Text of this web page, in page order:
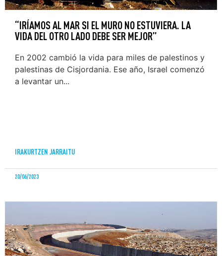
“IRÍAMOS AL MAR SI EL MURO NO ESTUVIERA. LA
VIDA DEL OTRO LADO DEBE SER MEJOR”
En 2002 cambió la vida para miles de palestinos y
palestinas de Cisjordania. Ese año, Israel comenzó
a levantar un...
IRAKURTZEN JARRAITU
20/06/2023